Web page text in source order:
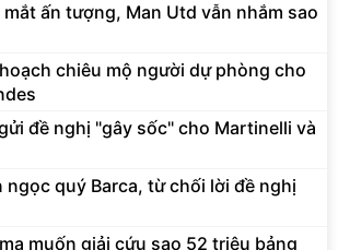
mắt ấn tượng, Man Utd vẫn nhắm sao
chiêu mộ người dự phòng cho
đề nghị "gây sốc" cho Martinelli và
ngọc quý Barca, từ chối lời đề nghị
muốn giải cứu sao 52 triệu bảng